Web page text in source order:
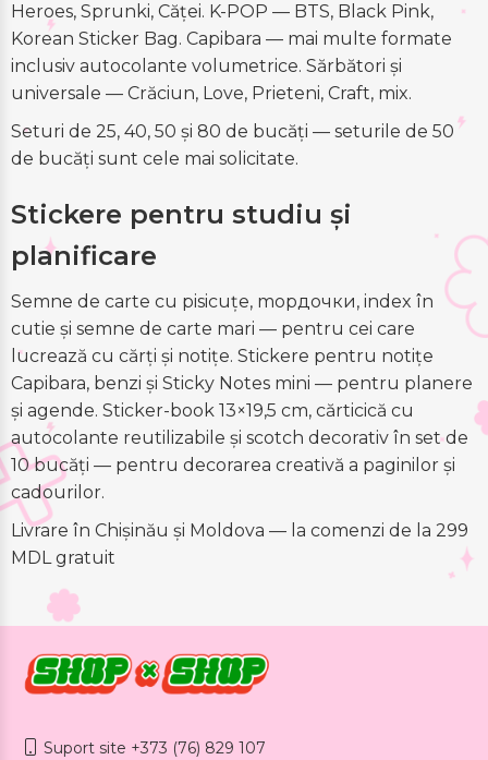
Heroes, Sprunki, Căței. K-POP — BTS, Black Pink,
Korean Sticker Bag. Capibara — mai multe formate
inclusiv autocolante volumetrice. Sărbători și
universale — Crăciun, Love, Prieteni, Craft, mix.
Seturi de 25, 40, 50 și 80 de bucăți — seturile de 50
de bucăți sunt cele mai solicitate.
Stickere pentru studiu și
planificare
Semne de carte cu pisicuțe, mордочки, index în
cutie și semne de carte mari — pentru cei care
lucrează cu cărți și notițe. Stickere pentru notițe
Capibara, benzi și Sticky Notes mini — pentru planere
și agende. Sticker-book 13×19,5 cm, cărticică cu
autocolante reutilizabile și scotch decorativ în set de
10 bucăți — pentru decorarea creativă a paginilor și
cadourilor.
Livrare în Chișinău și Moldova — la comenzi de la 299
MDL gratuit
Suport site +373 (76) 829 107